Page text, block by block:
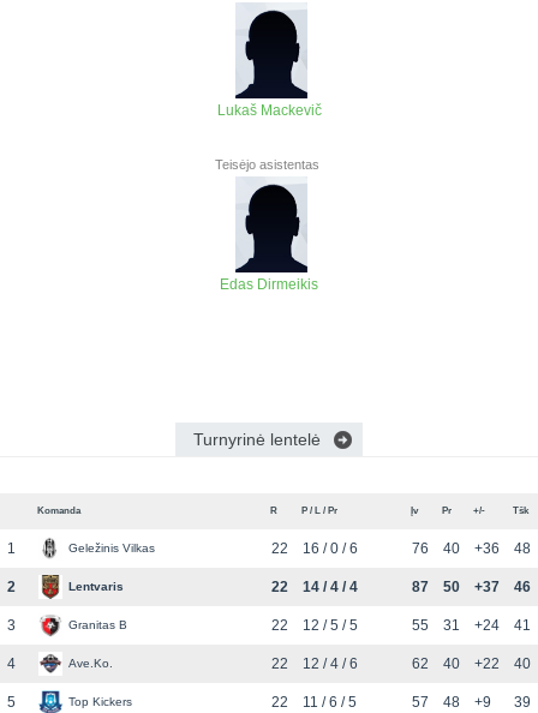
Lukaš Mackevič
Teisėjo asistentas
Edas Dirmeikis
Turnyrinė lentelė
Komanda R P / L / Pr Įv Pr +/- Tšk
1 Geležinis Vilkas 22 16 / 0 / 6 76 40 +36 48
2 Lentvaris 22 14 / 4 / 4 87 50 +37 46
3 Granitas B 22 12 / 5 / 5 55 31 +24 41
4 Ave.Ko. 22 12 / 4 / 6 62 40 +22 40
5 Top Kickers 22 11 / 6 / 5 57 48 +9 39